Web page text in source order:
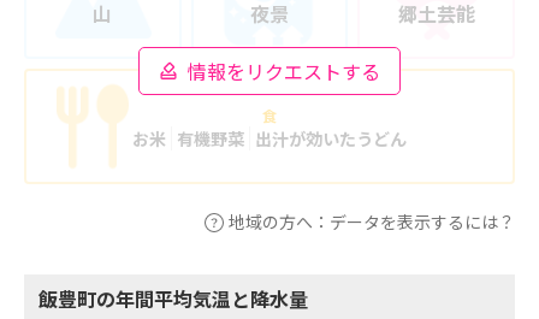
情報をリクエストする
山 夜景 郷土芸能
食
お米 有機野菜 出汁が効いたうどん
地域の方へ：データを表示するには？
飯豊町の年間平均気温と降水量